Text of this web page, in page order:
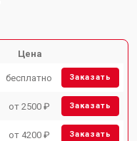
Цена
бесплатно Заказать
от 2500 ₽ Заказать
от 4200 ₽ Заказать